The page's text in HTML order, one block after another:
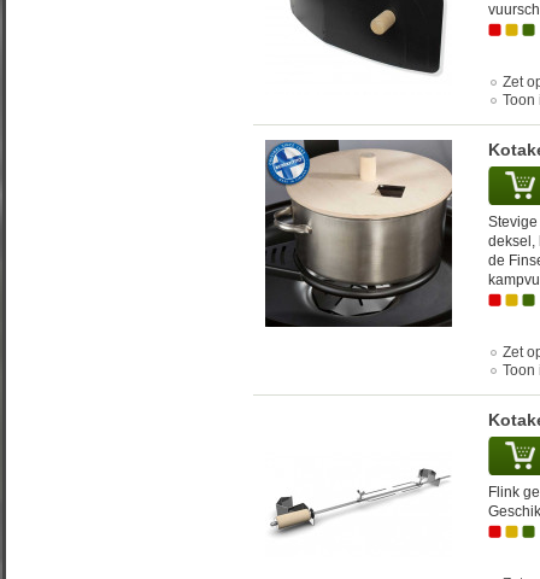
Zet
Toon
deksel,
de
Zet
Toon
Flink